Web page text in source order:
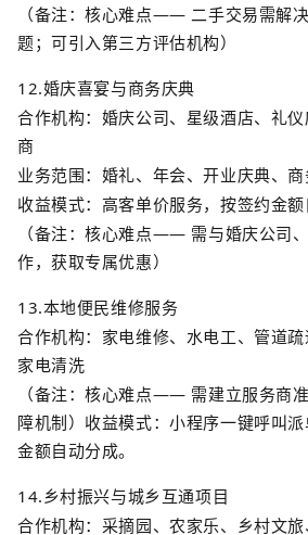
（备注：核心难点——二手交易需解
题；可引入第三方评估机构）
12.婚庆喜宴与商务庆典
合作机构：婚庆公司、星级酒店、礼
商
业务范围：婚礼、年会、开业庆典、
收益模式：高客单价服务，按签约金额
（备注：核心难点—— 需与婚庆公司
作，获取专属优惠）
13.本地便民维修服务
合作机构：家电维修、水电工、管道疏
家电清洗
（备注：核心难点—— 需建立服务商
障机制）收益模式：小程序一键呼叫
金额自动分成。
14.乡村振兴与城乡互通项目
合作机构：采摘园、农家乐、乡村文